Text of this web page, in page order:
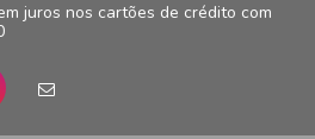
juros nos cartões de crédito com